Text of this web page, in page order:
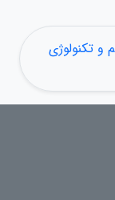
و تکنولوژی